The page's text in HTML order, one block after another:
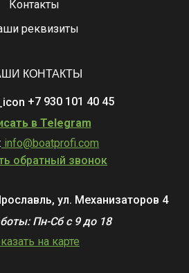
Контакты
реквизиты
КОНТАКТЫ
+7 930 101 40 45
в Telegram
info@boatprofi.com
обратный звонок
ул. Механизаторов 4
Пн-Сб с 9 до 18
на карте